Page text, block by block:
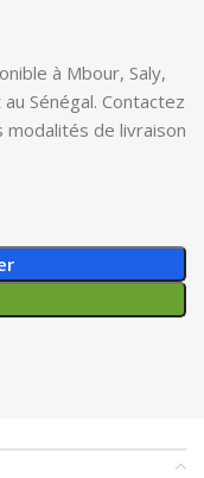
à Mbour, Saly,
Sénégal. Contactez
de livraison